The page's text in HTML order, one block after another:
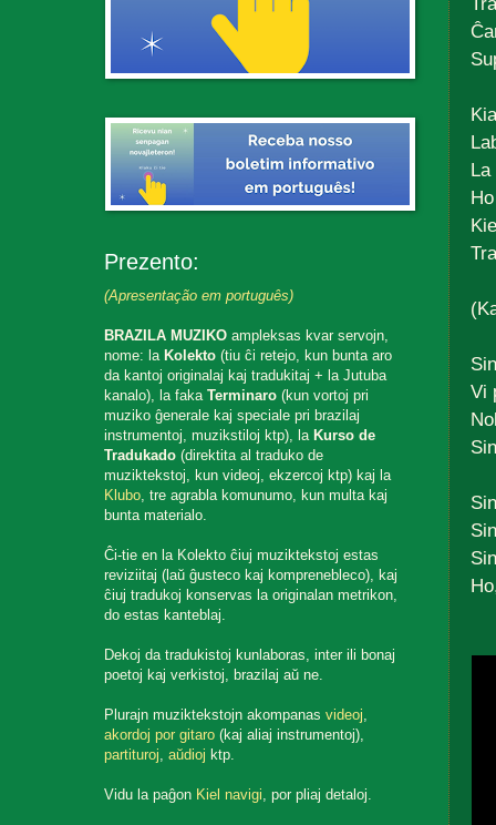
Vi
Prezento:
(Apresentação em português)
BRAZILA MUZIKO ampleksas kvar servojn,
nome: la Kolekto (tiu ĉi retejo, kun bunta aro
da kantoj originalaj kaj tradukitaj + la Jutuba
kanalo), la fakaTerminaro (kun vortoj pri
muziko ĝenerale kaj speciale pri brazilaj
instrumentoj, muzikstiloj ktp), la Kurso de
Tradukado (direktita al traduko de
muziktekstoj, kun videoj, ekzercoj ktp) kaj la
Klubo, tre agrabla komunumo, kun multa kaj
bunta materialo.
Ĉi-tie en la Kolekto ĉiuj muziktekstoj estas
reviziitaj (laŭ ĝusteco kaj komprenebleco), kaj
ĉiuj tradukoj konservas la originalan metrikon,
do estas kanteblaj.
Dekoj da tradukistoj kunlaboras, inter ili bonaj
poetoj kaj verkistoj, brazilaj aŭ ne.
Plurajn muziktekstojn akompanasvideoj,
akordoj por gitaro (kaj aliaj instrumentoj),
partituroj,aŭdioj ktp.
Vidu la paĝon Kiel navigi, por pliaj detaloj.